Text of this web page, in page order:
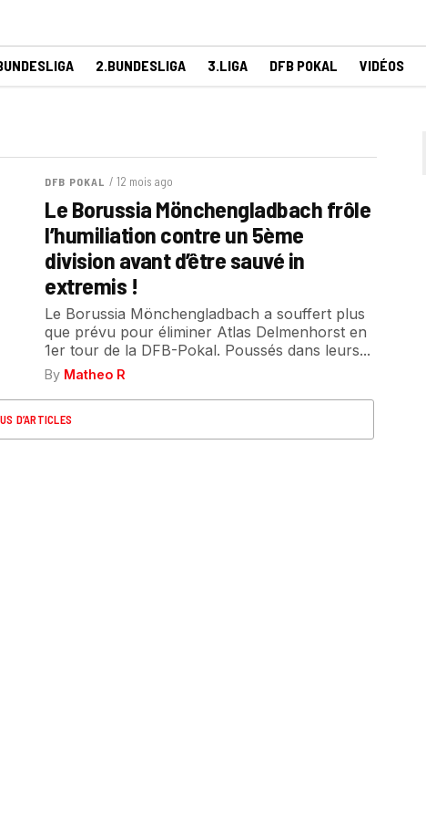
2.BUNDESLIGA 3.LIGA DFB POKAL VIDÉOS
DFB POKAL / 12 mois ago
Le Borussia Mönchengladbach frôle
l’humiliation contre un 5ème
division avant d’être sauvé in
extremis !
Le Borussia Mönchengladbach a souffert plus
que prévu pour éliminer Atlas Delmenhorst en
1er tour de la DFB-Pokal. Poussés dans leurs...
By Matheo R
D’ARTICLES